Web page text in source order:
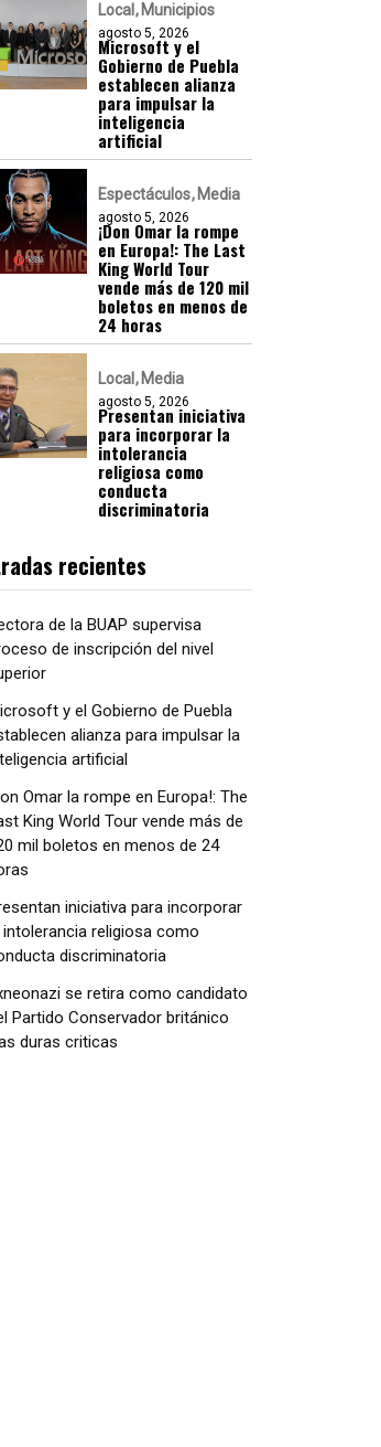
Local Municipios
agosto 5, 2026
Microsoft y el
Gobierno de Puebla
establecen alianza
para impulsar la
inteligencia
artificial
Espectáculos Media
agosto 5, 2026
¡Don Omar la rompe
en Europa!: The Last
King World Tour
vende más de 120 mil
boletos en menos de
24 horas
Local Media
agosto 5, 2026
Presentan iniciativa
para incorporar la
intolerancia
religiosa como
conducta
discriminatoria
recientes
de la BUAP supervisa
de inscripción del nivel
y el Gobierno de Puebla
alianza para impulsar la
artificial
Omar la rompe en Europa!: The
King World Tour vende más de
mil boletos en menos de 24
iniciativa para incorporar
intolerancia religiosa como
discriminatoria
se retira como candidato
Partido Conservador británico
duras criticas